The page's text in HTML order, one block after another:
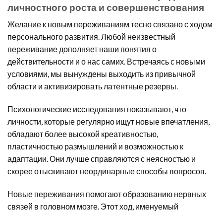
личностного роста и совершенствования
Желание к новым переживаниям тесно связано с ходом
персонального развития. Любой неизвестный
переживание дополняет наши понятия о
действительности и о нас самих. Встречаясь с новыми
условиями, мы вынуждены выходить из привычной
области и активизировать латентные резервы.
Психологические исследования показывают, что
личности, которые регулярно ищут новые впечатления,
обладают более высокой креативностью,
пластичностью размышлений и возможностью к
адаптации. Они лучше справляются с неясностью и
скорее отыскивают неординарные способы вопросов.
Новые переживания помогают образованию нервных
связей в головном мозге. Этот ход, именуемый